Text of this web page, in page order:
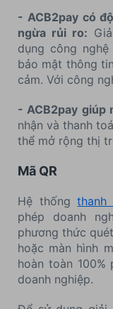
- ACB2pay có
ngừa rủi ro:
dụng công
bảo mật thông
cảm. Với công
- ACB2pay
nhận và thanh
thể mở rộng thị
Mã QR
Hệ thốngthanh
phép doanh
phương thức
hoặc màn hình
hoàn toàn
doanh nghiệp.